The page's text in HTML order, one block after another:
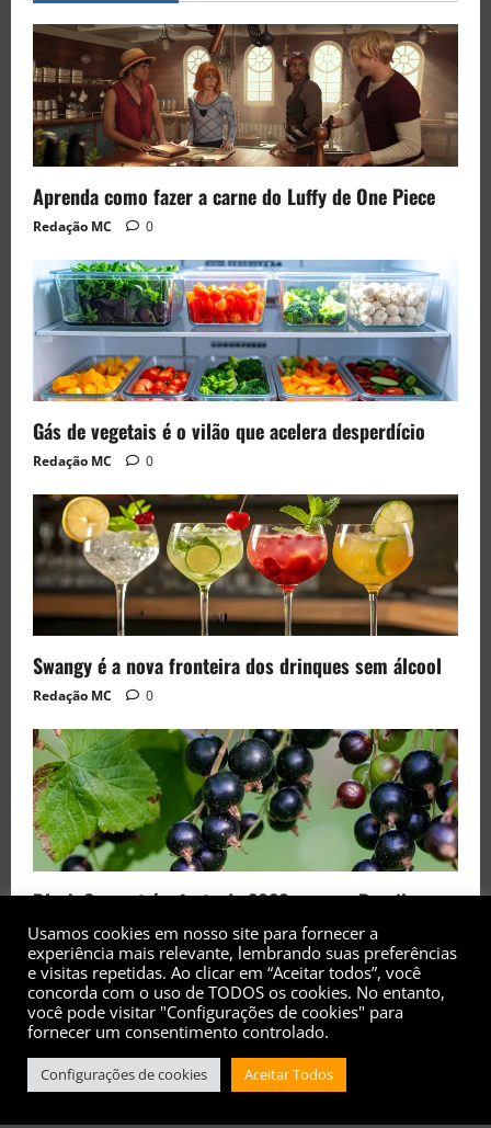
Aprenda como fazer a carne do Luffy de One Piece
Redação MC 0
Gás de vegetais é o vilão que acelera desperdício
Redação MC 0
Swangy é a nova fronteira dos drinques sem álcool
Redação MC 0
Black Currant é a fruta de 2026 rara no Brasil
Redação MC 0
Copyright© 2017 - 2026 - Todos os direitos
Usamos cookies em nosso site para fornecer a
experiência mais relevante, lembrando suas preferências
e visitas repetidas. Ao clicar em “Aceitar todos”, você
concorda com o uso de TODOS os cookies. No entanto,
você pode visitar "Configurações de cookies" para
fornecer um consentimento controlado.
Configurações de cookies Aceitar Todos